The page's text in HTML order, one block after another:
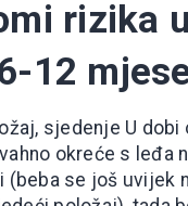
rizika
12
sjedenje U
okreće s leđa
(beba se još uvijek